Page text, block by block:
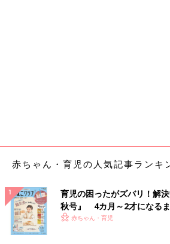
赤ちゃん・育児の人気記事ランキ
育児の困ったがズバリ！解
秋号』 4カ月～2才になる
いっぱい！
赤ちゃん・育児